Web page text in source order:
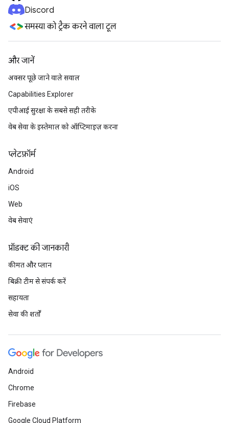
Discord
समस्या को ट्रैक करने वाला टूल
और जानें
अक्सर पूछे जाने वाले सवाल
Capabilities Explorer
एपीआई सुरक्षा के सबसे सही तरीके
वेब सेवा के इस्तेमाल को ऑप्टिमाइज़ करना
प्‍लेटफ़ॉर्म
Android
iOS
Web
वेब सेवाएं
प्रॉडक्ट की जानकारी
कीमत और प्लान
बिक्री टीम से संपर्क करें
सहायता
सेवा की शर्तों
Android
Chrome
Firebase
Google Cloud Platform